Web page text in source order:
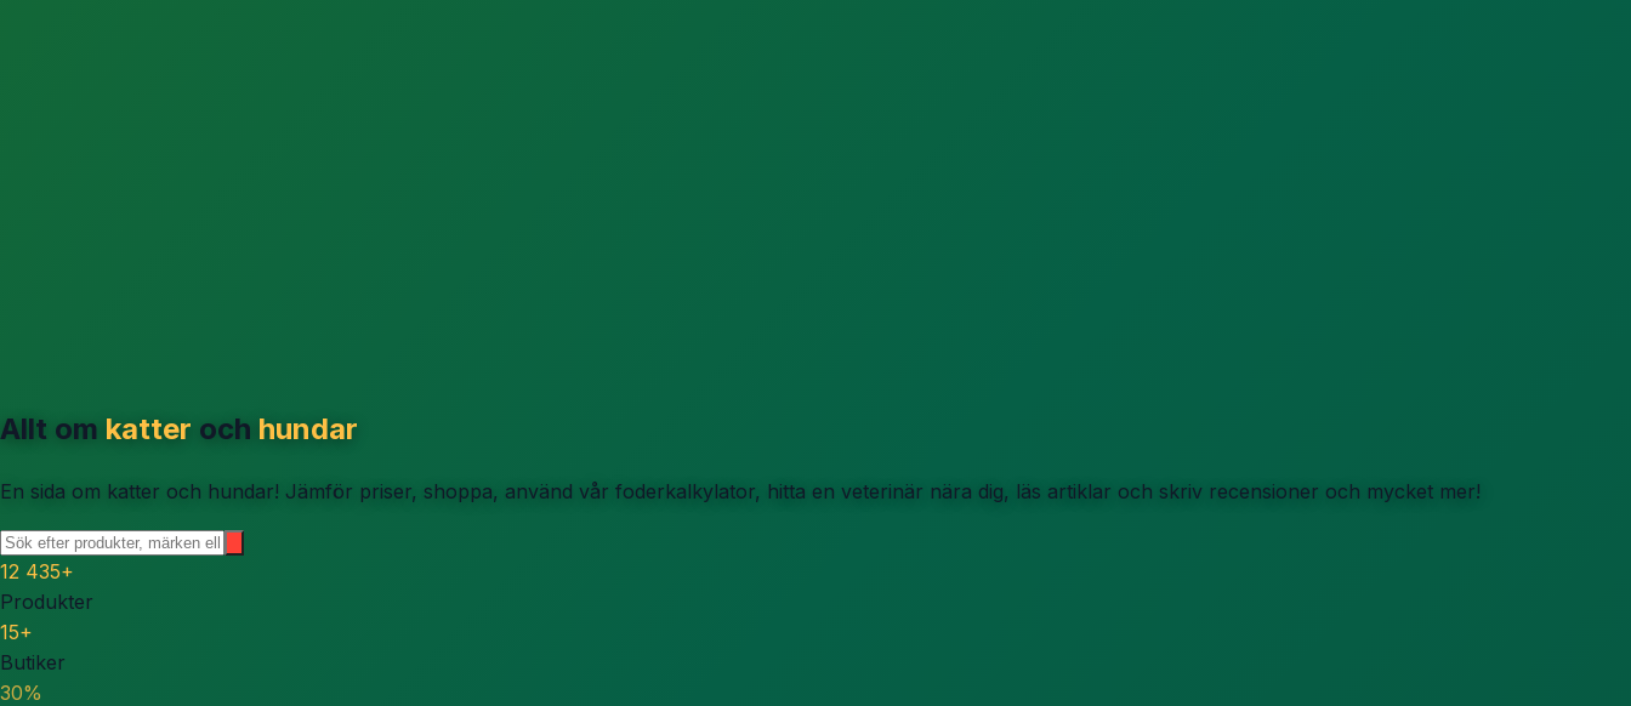
Allt om katter och hundar
En sida om katter och hundar! Jämför priser, shoppa, använd vår foderkalkylator, hitta en veterinär nära dig, läs artiklar och skriv recensioner och mycket mer!
12 435+
Produkter
15+
Butiker
30%